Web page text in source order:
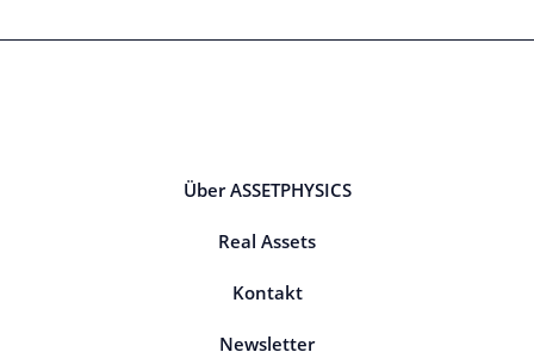
Über ASSETPHYSICS
Real Assets
Kontakt
Newsletter